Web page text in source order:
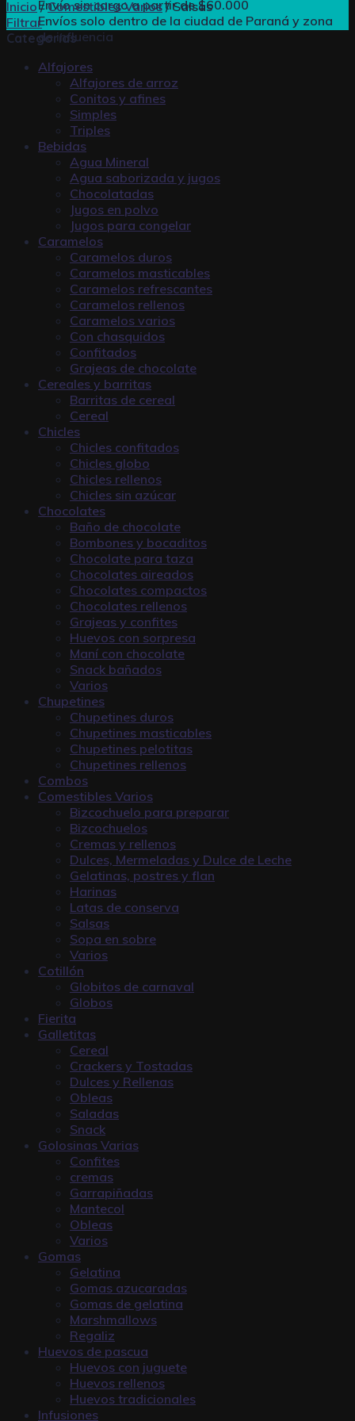
Envío sin cargo a partir de $60.000
Envíos solo dentro de la ciudad de Paraná y zona
de influencia
Inicio / Comestibles Varios /Salsas
Filtrar
Categorías
Alfajores
Alfajores de arroz
Conitos y afines
Simples
Triples
Bebidas
Agua Mineral
Agua saborizada y jugos
Chocolatadas
Jugos en polvo
Jugos para congelar
Caramelos
Caramelos duros
Caramelos masticables
Caramelos refrescantes
Caramelos rellenos
Caramelos varios
Con chasquidos
Confitados
Grajeas de chocolate
Cereales y barritas
Barritas de cereal
Cereal
Chicles
Chicles confitados
Chicles globo
Chicles rellenos
Chicles sin azúcar
Chocolates
Baño de chocolate
Bombones y bocaditos
Chocolate para taza
Chocolates aireados
Chocolates compactos
Chocolates rellenos
Grajeas y confites
Huevos con sorpresa
Maní con chocolate
Snack bañados
Varios
Chupetines
Chupetines duros
Chupetines masticables
Chupetines pelotitas
Chupetines rellenos
Combos
Comestibles Varios
Bizcochuelo para preparar
Bizcochuelos
Cremas y rellenos
Dulces, Mermeladas y Dulce de Leche
Gelatinas, postres y flan
Harinas
Latas de conserva
Salsas
Sopa en sobre
Varios
Cotillón
Globitos de carnaval
Globos
Fierita
Galletitas
Cereal
Crackers y Tostadas
Dulces y Rellenas
Obleas
Saladas
Snack
Golosinas Varias
Confites
cremas
Garrapiñadas
Mantecol
Obleas
Varios
Gomas
Gelatina
Gomas azucaradas
Gomas de gelatina
Marshmallows
Regaliz
Huevos de pascua
Huevos con juguete
Huevos rellenos
Huevos tradicionales
Infusiones